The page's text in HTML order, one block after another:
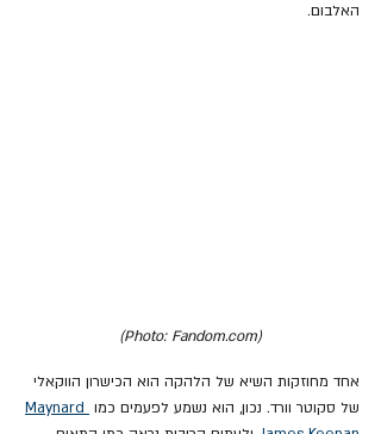
האלבום.
(Photo: Fandom.com)
אחד מחוזקות השיא של הלהקה הוא הכישרון הווקאלי
של סקוטר וורד. נכון, הוא נשמע לפעמים כמו Maynard